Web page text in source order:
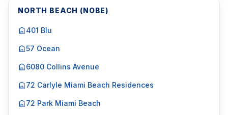
NORTH BEACH (NOBE)
401 Blu
57 Ocean
6080 Collins Avenue
72 Carlyle Miami Beach Residences
72 Park Miami Beach